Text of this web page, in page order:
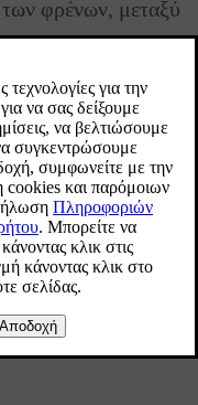
των φρένων, μεταξύ